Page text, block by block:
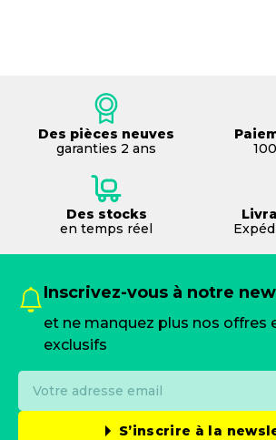
Des pièces neuves
garanties 2 ans
Des stocks
en temps réel
Inscrivez-vous à notre
et ne manquez plus nos offres
exclusifs
S’inscrire à la